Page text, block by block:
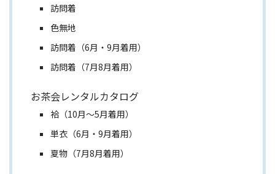
訪問着
色無地
訪問着（6月・9月着用）
訪問着（7月8月着用）
お茶会レンタルカタログ
袷（10月～5月着用）
単衣（6月・9月着用）
夏物（7月8月着用）